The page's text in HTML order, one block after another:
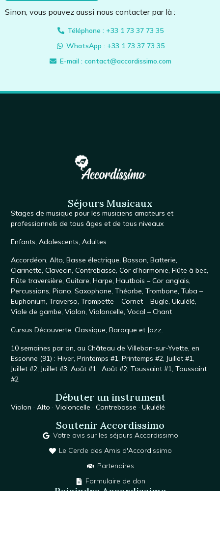
Sinon, vous pouvez aussi nous contacter par là :
Téléphone : +33 1 73 37 73 35
WhatsApp : +33 1 73 37 73 35
E-mail : contact@accordissimo.com
Séjours Musicaux
Stages de musique pour les musiciens amateurs et
professionnels de tous âges et de tous niveaux
Enfants,Adolescents,Adultes
Accordéon,Alto,Basse électrique,Basson,Batterie,
Clarinette,Clavecin,Contrebasse,Cor d’harmonie,Flûte à bec,
Flûte traversière,Guitare,Harpe,Hautbois – Cor anglais,
Percussions,Piano,Saxophone, Théorbe,Trombone,Tuba –
Euphonium,Traverso,Trompette – Cornet – Bugle,Ukulélé,
Viole de gambe,Violon,Violoncelle,Vocal – Chant
CursusDécouverte,Classique,Baroque et Jazz.
10 semaines par an, auChâteau de Villebon-sur-Yvette, en
Essonne (91) :Hiver,Printemps #1,Printemps #2, Juillet #1,
Juillet #2, Juillet #3,Août #1,Août #2,Toussaint #1,Toussaint
#2
Débuter un instrument
Violon ·Alto ·Violoncelle ·Contrebasse ·Ukulélé
Soutenir Accordissimo
Votre avis sur les séjours Accordissimo
Le Cercle des Amis d'Accordissimo
Partenaires
Formulaire de don
Rejoindre Accordissimo